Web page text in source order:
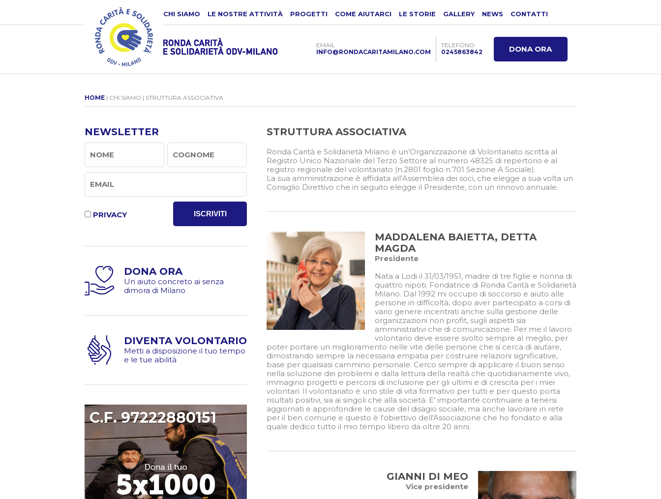
CHI SIAMO LE NOSTRE ATTIVITÀ PROGETTI COME AIUTARCI LE STORIE GALLERY NEWS CONTATTI
EMAIL
INFO@RONDACARITAMILANO.COM
TELEFONO
0245863842
DONA ORA
HOME | CHI SIAMO | STRUTTURA ASSOCIATIVA
NEWSLETTER
PRIVACY ISCRIVITI
DONA ORA
Un aiuto concreto ai senza
dimora di Milano
DIVENTA VOLONTARIO
Metti a disposizione il tuo tempo
e le tue abilità
C.F. 97222880151
STRUTTURA ASSOCIATIVA
Ronda Carità e Solidarietà Milano è un’Organizzazione di Volontariato iscritta al
Registro Unico Nazionale del Terzo Settore al numero 48325 di repertorio e al
registro regionale del volontariato (n.2801 foglio n.701 Sezione A Sociale).
La sua amministrazione è affidata all’Assemblea dei soci, che elegge a sua volta un
Consiglio Direttivo che in seguito elegge il Presidente, con un rinnovo annuale.
MADDALENA BAIETTA, DETTA
MAGDA
Presidente
Nata a Lodi il 31/03/1951, madre di tre figlie e nonna di
quattro nipoti. Fondatrice di Ronda Carità e Solidarietà
Milano. Dal 1992 mi occupo di soccorso e aiuto alle
persone in difficoltà, dopo aver partecipato a corsi di
vario genere incentrati anche sulla gestione delle
organizzazioni non profit, sugli aspetti sia
amministrativi che di comunicazione. Per me il lavoro
volontario deve essere svolto sempre al meglio, per
poter portare un miglioramento nelle vite delle persone che si cerca di aiutare,
dimostrando sempre la necessaria empatia per costruire relazioni significative,
base per qualsiasi cammino personale. Cerco sempre di applicare il buon senso
nella soluzione dei problemi e dalla lettura della realtà che quotidianamente vivo,
immagino progetti e percorsi di inclusione per gli ultimi e di crescita per i miei
volontari. Il volontariato è uno stile di vita formativo per tutti e per questo porta
risultati positivi, sia ai singoli che alla società. E' importante continuare a tenersi
aggiornati e approfondire le cause del disagio sociale, ma anche lavorare in rete
per il ben comune e questo è l'obiettivo dell'Associazione che ho fondato e alla
quale dedico tutto il mio tempo libero da oltre 20 anni.
GIANNI DI MEO
Vice presidente